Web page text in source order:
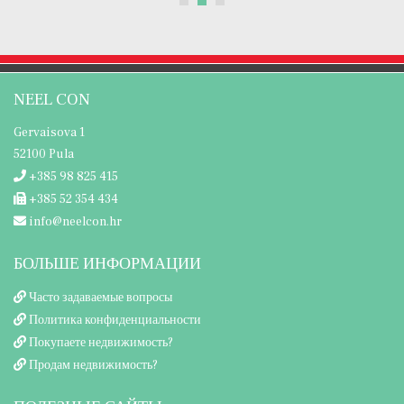
NEEL CON
Gervaisova 1
52100 Pula
+385 98 825 415
+385 52 354 434
info@neelcon.hr
БОЛЬШЕ ИНФОРМАЦИИ
Часто задаваемые вопросы
Политика конфиденциальности
Покупаете недвижимость?
Продам недвижимость?